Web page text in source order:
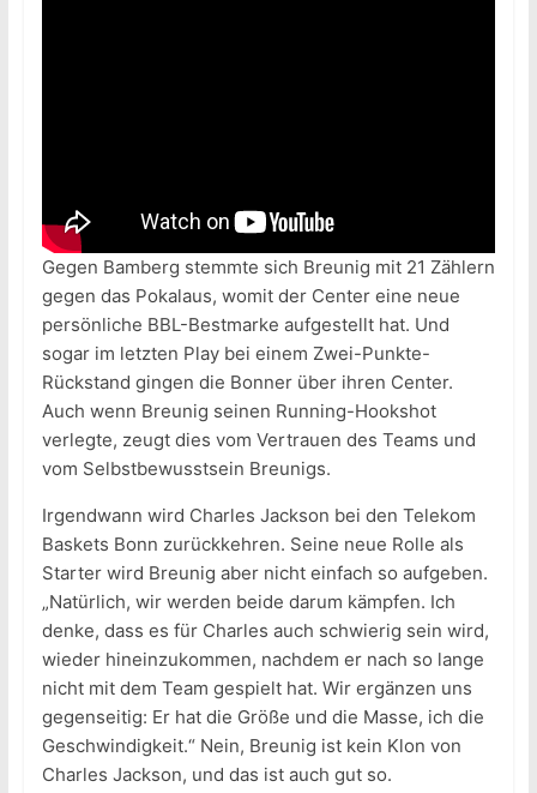
Gegen Bamberg stemmte sich Breunig mit 21 Zählern
gegen das Pokalaus, womit der Center eine neue
persönliche BBL-Bestmarke aufgestellt hat. Und
sogar im letzten Play bei einem Zwei-Punkte-
Rückstand gingen die Bonner über ihren Center.
Auch wenn Breunig seinen Running-Hookshot
verlegte, zeugt dies vom Vertrauen des Teams und
vom Selbstbewusstsein Breunigs.
Irgendwann wird Charles Jackson bei den Telekom
Baskets Bonn zurückkehren. Seine neue Rolle als
Starter wird Breunig aber nicht einfach so aufgeben.
„Natürlich, wir werden beide darum kämpfen. Ich
denke, dass es für Charles auch schwierig sein wird,
wieder hineinzukommen, nachdem er nach so lange
nicht mit dem Team gespielt hat. Wir ergänzen uns
gegenseitig: Er hat die Größe und die Masse, ich die
Geschwindigkeit.“ Nein, Breunig ist kein Klon von
Charles Jackson, und das ist auch gut so.